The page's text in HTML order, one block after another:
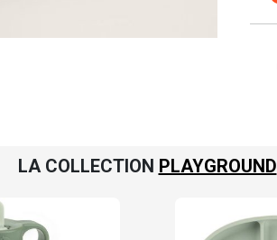
LA COLLECTION PLAYGROUND